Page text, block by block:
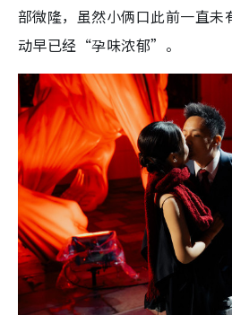
部微隆，虽然小俩口此前一直未
动早已经“孕味浓郁”。